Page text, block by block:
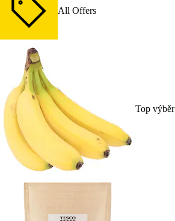
All Offers
Top výběr